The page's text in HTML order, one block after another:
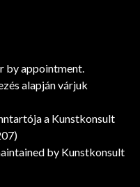
by appointment.
alapján várjuk
a Kunstkonsult
by Kunstkonsult